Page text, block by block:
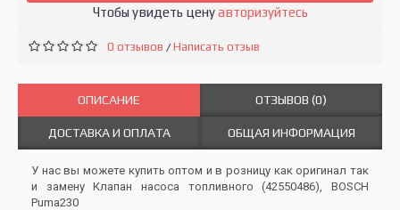
Чтобы увидеть ценуавторизуйтесь
0 отзывов /Написать отзыв
ОПИСАНИЕ ОТЗЫВОВ (0)
ДОСТАВКА И ОПЛАТА ОБЩАЯ ИНФОРМАЦИЯ
У нас вы можете купить оптом и в розницу как оригинал так
и замену Клапан насоса топливного (42550486), BOSCH
Puma230